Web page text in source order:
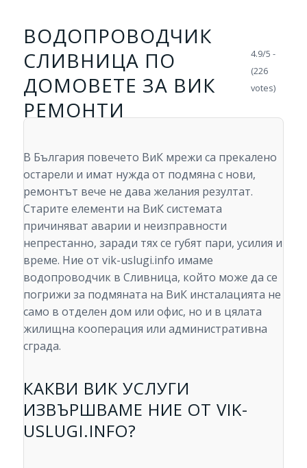
ВОДОПРОВОДЧИК
СЛИВНИЦА ПО
ДОМОВЕТЕ ЗА ВИК
РЕМОНТИ
В България повечето ВиК мрежи са прекалено
остарели и имат нужда от подмяна с нови,
ремонтът вече не дава желания резултат.
Старите елементи на ВиК системата
причиняват аварии и неизправности
непрестанно, заради тях се губят пари, усилия и
време. Ние от vik-uslugi.info имаме
водопроводчик в Сливница, който може да се
погрижи за подмяната на ВиК инсталацията не
само в отделен дом или офис, но и в цялата
жилищна кооперация или административна
сграда.
КАКВИ ВИК УСЛУГИ
ИЗВЪРШВАМЕ НИЕ ОТ VIK-
USLUGI.INFO?
4.9/5 -
(226
votes)